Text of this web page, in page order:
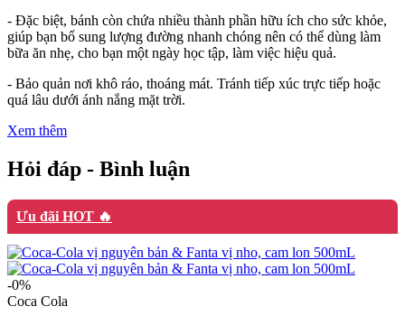
- Đặc biệt, bánh còn chứa nhiều thành phần hữu ích cho sức khỏe,
giúp bạn bổ sung lượng đường nhanh chóng nên có thể dùng làm
bữa ăn nhẹ, cho bạn một ngày học tập, làm việc hiệu quả.
- Bảo quản nơi khô ráo, thoáng mát. Tránh tiếp xúc trực tiếp hoặc
quá lâu dưới ánh nắng mặt trời.
Xem thêm
Hỏi đáp - Bình luận
Ưu đãi HOT 🔥
-0%
Coca Cola